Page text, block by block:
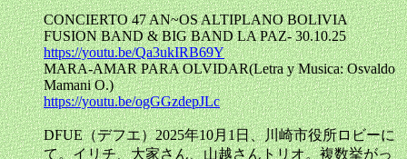
CONCIERTO 47 AN~OS ALTIPLANO BOLIVIA
FUSION BAND & BIG BAND LA PAZ- 30.10.25
https://youtu.be/Qa3ukIRB69Y
MARA-AMAR PARA OLVIDAR(Letra y Musica: Osvaldo
Mamani O.)
https://youtu.be/ogGGzdepJLc
DFUE（デフエ）2025年10月1日、川崎市役所ロビーに
て。イリチ、大家さん、山越さんトリオ。複数挙がっ